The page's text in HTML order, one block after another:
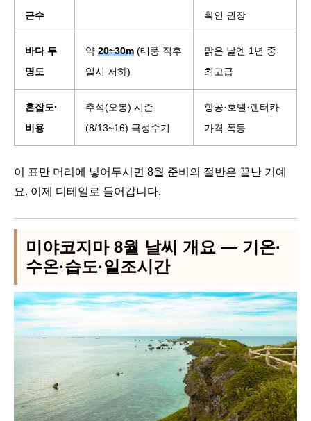
근수 확인 권장
바다 투
명도
약 20~30m (태풍 직후
일시 저하)
맑은 날엔 1년 중
최고급
혼잡도·
비용
추석(오봉) 시즌
(8/13~16) 극성수기
항공·호텔·렌터카
가격 폭등
이 표만 머리에 넣어두시면 8월 준비의 절반은 끝난 거예
요. 이제 디테일로 들어갑니다.
미야코지마 8월 날씨 개요 — 기온·
수온·습도·일조시간